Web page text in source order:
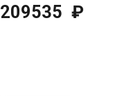
209535 ₽